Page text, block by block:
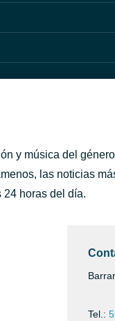
Y LA P 15
y música del
las noticias
24 horas del día.
Tel.: